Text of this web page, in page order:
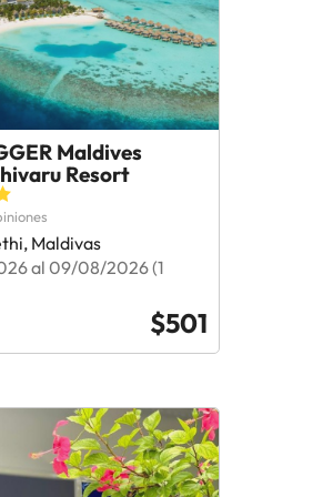
Maldives
Resort
Maldivas
al 09/08/2026 (1
$501